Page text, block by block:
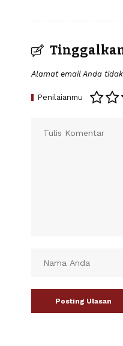
Alamat email Anda
Penilaianmu